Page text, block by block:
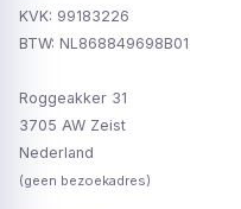
KVK: 99183226
BTW: NL868849698B01
Roggeakker 31
3705 AW Zeist
Nederland
(geen bezoekadres)